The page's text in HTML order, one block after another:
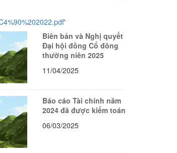
'
Biên bản và Nghị quyết
Đại hội đồng Cổ đông
thường niên 2025
11/04/2025
Báo cáo Tài chính năm
2024 đã được kiểm toán
06/03/2025